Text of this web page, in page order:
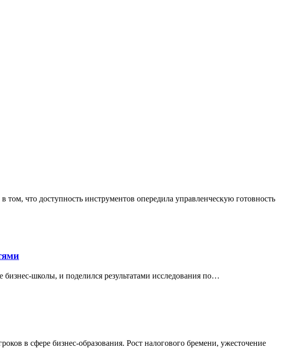
что доступность инструментов опередила управленческую готовность
школы, и поделился результатами исследования по…
в сфере бизнес-образования. Рост налогового бремени, ужесточение